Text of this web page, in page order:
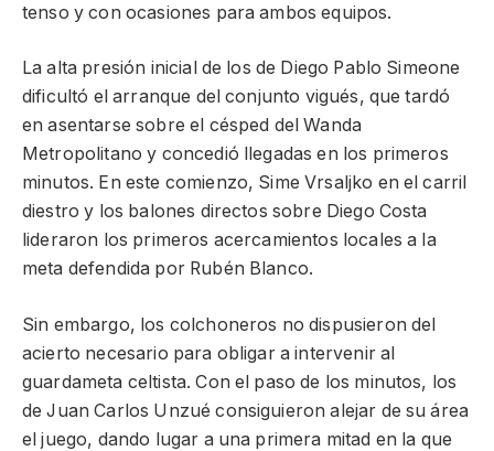
tenso y con ocasiones para ambos equipos.
La alta presión inicial de los de Diego Pablo Simeone
dificultó el arranque del conjunto vigués, que tardó
en asentarse sobre el césped del Wanda
Metropolitano y concedió llegadas en los primeros
minutos. En este comienzo, Sime Vrsaljko en el carril
diestro y los balones directos sobre Diego Costa
lideraron los primeros acercamientos locales a la
meta defendida por Rubén Blanco.
Sin embargo, los colchoneros no dispusieron del
acierto necesario para obligar a intervenir al
guardameta celtista. Con el paso de los minutos, los
de Juan Carlos Unzué consiguieron alejar de su área
el juego, dando lugar a una primera mitad en la que